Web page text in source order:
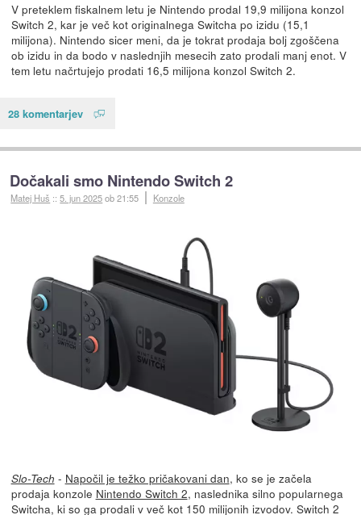
V preteklem fiskalnem letu je Nintendo prodal 19,9 milijona konzol
Switch 2, kar je več kot originalnega Switcha po izidu (15,1
milijona). Nintendo sicer meni, da je tokrat prodaja bolj zgoščena
ob izidu in da bodo v naslednjih mesecih zato prodali manj enot. V
tem letu načrtujejo prodati 16,5 milijona konzol Switch 2.
28 komentarjev
Dočakali smo Nintendo Switch 2
Matej Huš ::5. jun 2025ob 21:55 Konzole
Slo-Tech - Napočil je težko pričakovani dan, ko se je začela
prodaja konzole Nintendo Switch 2, naslednika silno popularnega
Switcha, ki so ga prodali v več kot 150 milijonih izvodov. Switch 2